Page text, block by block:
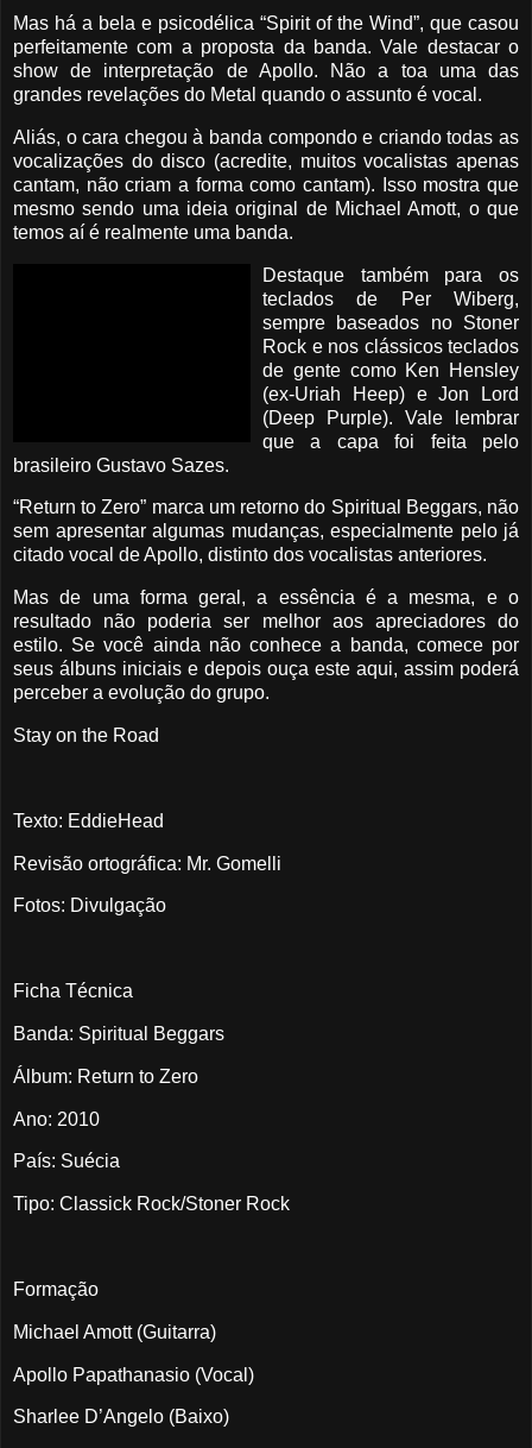
Mas há a bela e psicodélica “Spirit of the Wind”, que casou
perfeitamente com a proposta da banda. Vale destacar o
show de interpretação de Apollo. Não a toa uma das
grandes revelações do Metal quando o assunto é vocal.
Aliás, o cara chegou à banda compondo e criando todas as
vocalizações do disco (acredite, muitos vocalistas apenas
cantam, não criam a forma como cantam). Isso mostra que
mesmo sendo uma ideia original de Michael Amott, o que
temos aí é realmente uma banda.
Destaque também para os
teclados de Per Wiberg,
sempre baseados no Stoner
Rock e nos clássicos teclados
de gente como Ken Hensley
(ex-Uriah Heep) e Jon Lord
(Deep Purple). Vale lembrar
que a capa foi feita pelo
brasileiro Gustavo Sazes.
“Return to Zero” marca um retorno do Spiritual Beggars, não
sem apresentar algumas mudanças, especialmente pelo já
citado vocal de Apollo, distinto dos vocalistas anteriores.
Mas de uma forma geral, a essência é a mesma, e o
resultado não poderia ser melhor aos apreciadores do
estilo. Se você ainda não conhece a banda, comece por
seus álbuns iniciais e depois ouça este aqui, assim poderá
perceber a evolução do grupo.
Stay on the Road
Texto: EddieHead
Revisão ortográfica: Mr. Gomelli
Fotos: Divulgação
Ficha Técnica
Banda: Spiritual Beggars
Álbum: Return to Zero
Ano: 2010
País: Suécia
Tipo: Classick Rock/Stoner Rock
Formação
Michael Amott (Guitarra)
Apollo Papathanasio (Vocal)
Sharlee D’Angelo (Baixo)